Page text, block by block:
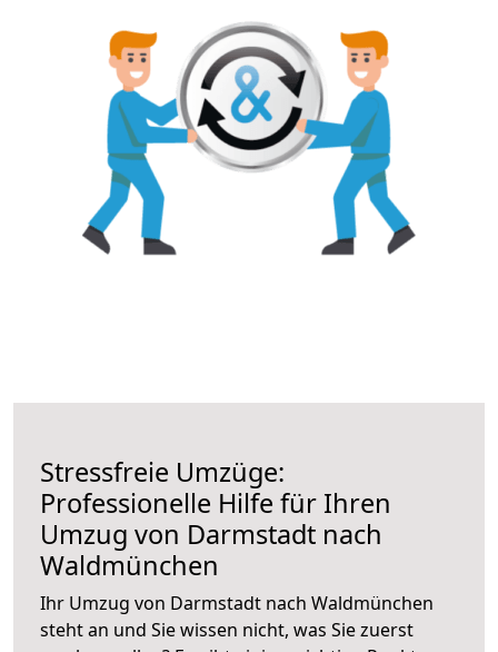
Stressfreie Umzüge:
Professionelle Hilfe für Ihren
Umzug von Darmstadt nach
Waldmünchen
Ihr Umzug von Darmstadt nach Waldmünchen
steht an und Sie wissen nicht, was Sie zuerst